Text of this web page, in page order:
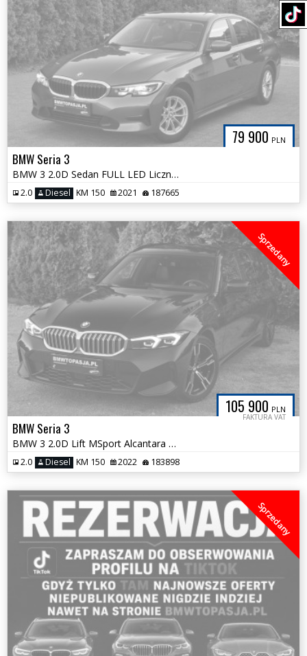
79 900 PLN
BMW Seria 3
BMW 3 2.0D Sedan FULL LED Licznik Duża Navi 100%Bezwypadkowa SerwisASO
2.0 Diesel KM 150 2021 187665
105 900 PLN
FAKTURA VAT
Sprzedany
BMW Seria 3
BMW 3 2.0D Lift MSport Alcantara Aktywny Tempomat KeyLess Bezwypadkowa
2.0 Diesel KM 150 2022 183898
Sprzedany